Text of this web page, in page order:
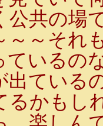
公共の場
～～それ
ているの
出ている
るかもし